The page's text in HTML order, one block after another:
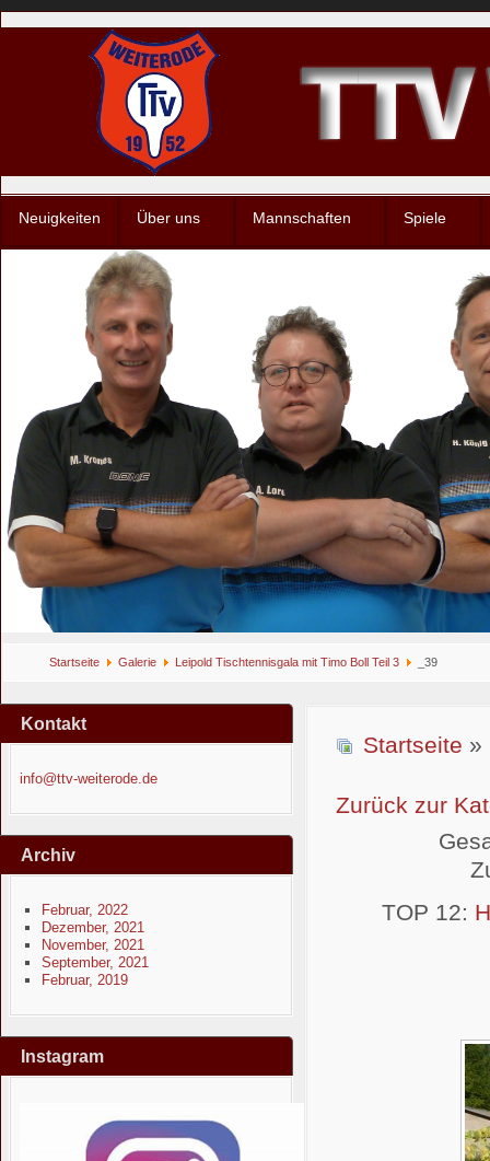
Neuigkeiten Über uns Mannschaften Spiele
Startseite Galerie Leipold Tischtennisgala mit Timo Boll Teil 3 _39
Kontakt
info@ttv-weiterode.de
Archiv
Februar, 2022
Dezember, 2021
November, 2021
September, 2021
Februar, 2019
Instagram
Startseite »
Zurück zur
TOP 12: